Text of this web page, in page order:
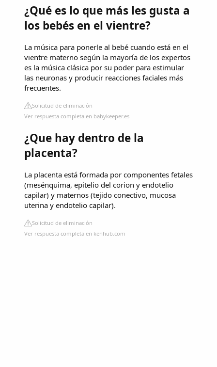
¿Qué es lo que más les gusta a
los bebés en el vientre?
La música para ponerle al bebé cuando está en el
vientre materno según la mayoría de los expertos
es la música clásica por su poder para estimular
las neuronas y producir reacciones faciales más
frecuentes.
Solicitud de eliminación
Ver respuesta completa en babykeeper.es
¿Que hay dentro de la
placenta?
La placenta está formada por componentes fetales
(mesénquima, epitelio del corion y endotelio
capilar) y maternos (tejido conectivo, mucosa
uterina y endotelio capilar).
Solicitud de eliminación
Ver respuesta completa en kenhub.com